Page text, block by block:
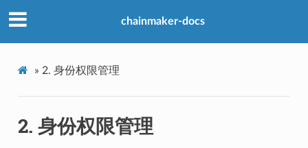
chainmaker-docs
» 2. 身份权限管理
2. 身份权限管理